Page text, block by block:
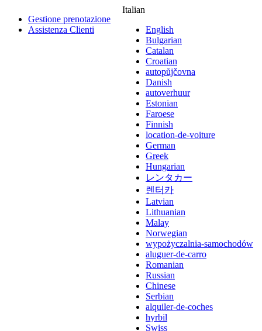
Gestione prenotazione
Assistenza Clienti
Italian
English
Bulgarian
Catalan
Croatian
autopůjčovna
Danish
autoverhuur
Estonian
Faroese
Finnish
location-de-voiture
German
Greek
Hungarian
レンタカー
렌터카
Latvian
Lithuanian
Malay
Norwegian
wypożyczalnia-samochodów
aluguer-de-carro
Romanian
Russian
Chinese
Serbian
alquiler-de-coches
hyrbil
Swiss